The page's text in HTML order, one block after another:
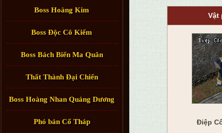
Boss Hoàng Kim
Boss Độc Cô Kiếm
Boss Bách Biến Ma Quân
Thất Thành Đại Chiến
Boss Hoàng Nhan Quảng Dương
Phó bản Cổ Tháp
Vật
Điệp